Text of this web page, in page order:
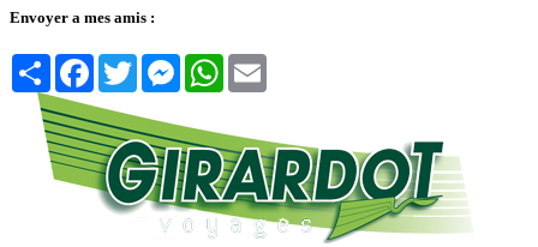
Envoyer a mes amis :
PartagerFacebook
TwitterMessengerWhatsApp